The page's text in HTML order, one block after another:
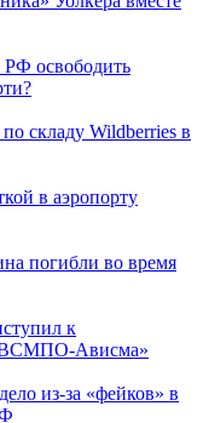
освободить
складу Wildberries в
в аэропорту
погибли во время
к
«ВСМПО-Ависма»
из-за «фейков» в